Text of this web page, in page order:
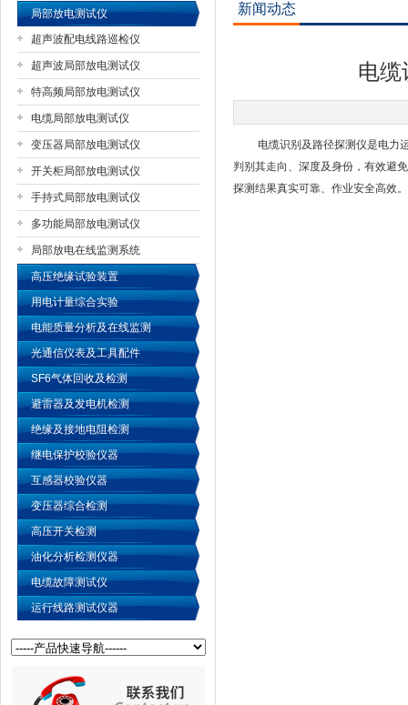
扬州国浩电气有限公司
局部放电测试仪
超声波配电线路巡检仪
超声波局部放电测试仪
特高频局部放电测试仪
电缆局部放电测试仪
变压器局部放电测试仪
开关柜局部放电测试仪
手持式局部放电测试仪
多功能局部放电测试仪
局部放电在线监测系统
高压绝缘试验装置
用电计量综合实验
电能质量分析及在线监测
光通信仪表及工具配件
SF6气体回收及检测
避雷器及发电机检测
绝缘及接地电阻检测
继电保护校验仪器
互感器校验仪器
变压器综合检测
高压开关检测
油化分析检测仪器
电缆故障测试仪
运行线路测试仪器
新闻动态
电缆
电缆识别及路径探测仪是电力运
判别其走向、深度及身份，有效避
探测结果真实可靠、作业安全高效。